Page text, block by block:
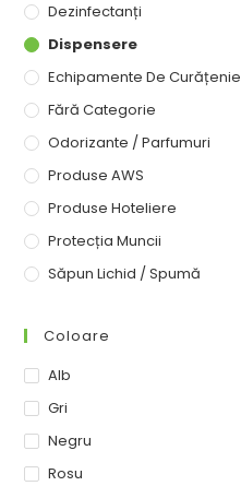
Dezinfectanți
Dispensere
Echipamente De Curățenie
Fără Categorie
Odorizante / Parfumuri
Produse AWS
Produse Hoteliere
Protecția Muncii
Săpun Lichid / Spumă
Coloare
Alb
Gri
Negru
Rosu